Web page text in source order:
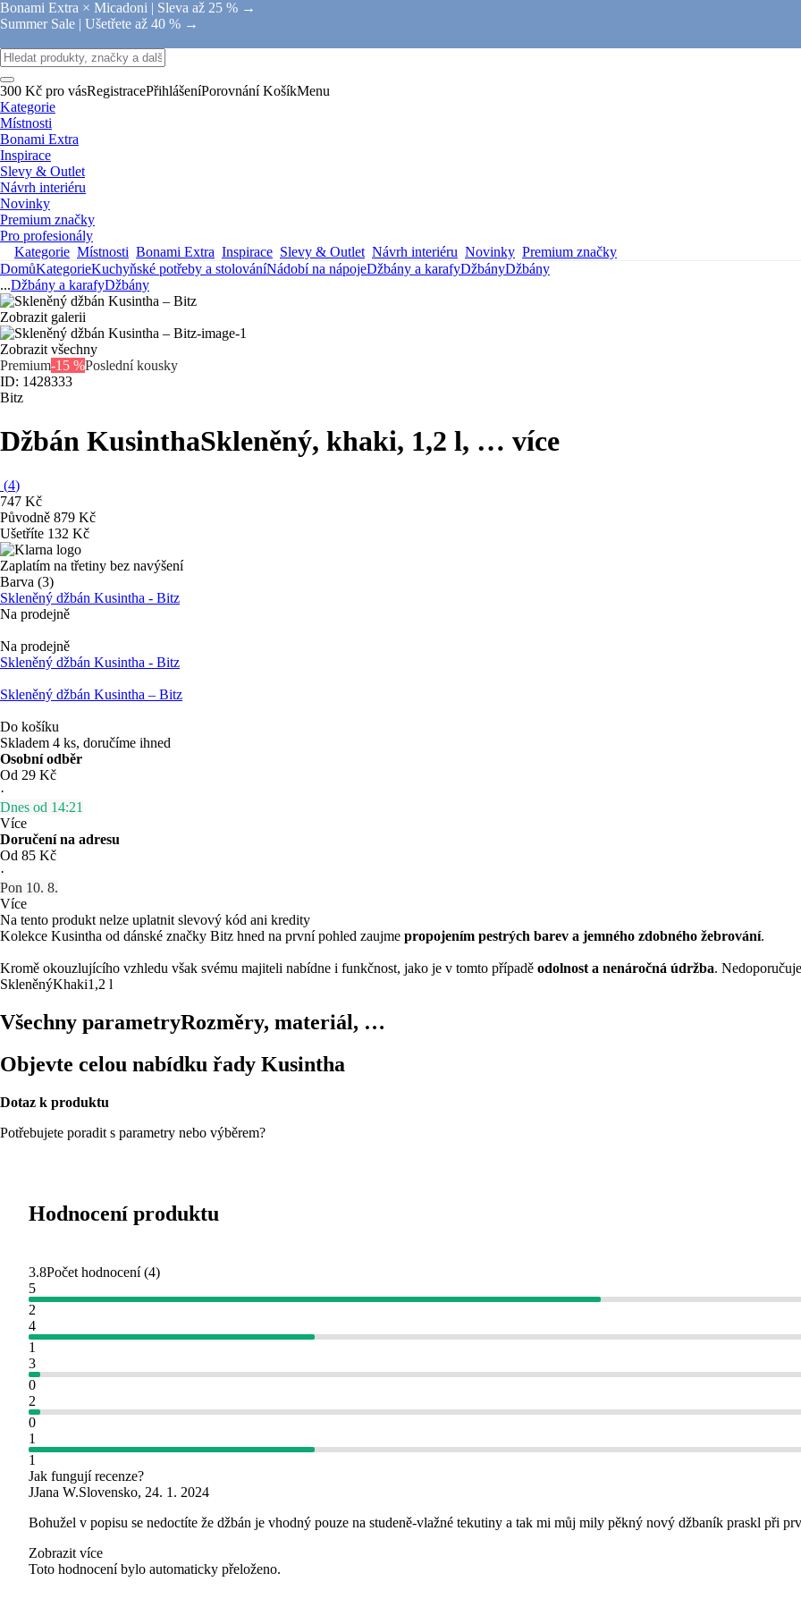
Bonami Extra × Micadoni | Sleva až 25 % →
Summer Sale | Ušetřete až 40 % →
300 Kč pro vásRegistracePřihlášeníPorovnání KošíkMenu
Kategorie
Místnosti
Bonami Extra
Inspirace
Slevy & Outlet
Návrh interiéru
Novinky
Premium značky
Pro profesionály
Kategorie Místnosti Bonami Extra Inspirace Slevy & Outlet Návrh interiéru Novinky Premium značky
DomůKategorieKuchyňské potřeby a stolováníNádobí na nápojeDžbány a karafyDžbányDžbány
...Džbány a karafyDžbány
Zobrazit galerii
Zobrazit všechny
Premium-15 %Poslední kousky
ID: 1428333
Bitz
Džbán KusinthaSkleněný, khaki, 1,2 l, … více
(4)
747 Kč
Původně 879 Kč
Ušetříte 132 Kč
Zaplatím na třetiny bez navýšení
Barva (3)
Skleněný džbán Kusintha - Bitz
Na prodejně
Na prodejně
Skleněný džbán Kusintha - Bitz
Skleněný džbán Kusintha – Bitz
Do košíku
Skladem 4 ks, doručíme ihned
Osobní odběr
Od 29 Kč
·
Dnes od 14:21
Více
Doručení na adresu
Od 85 Kč
·
Pon 10. 8.
Více
Na tento produkt nelze uplatnit slevový kód ani kredity
Kolekce Kusintha od dánské značky Bitz hned na první pohled zaujme propojením pestrých barev a jemného zdobného žebrování.
Kromě okouzlujícího vzhledu však svému majiteli nabídne i funkčnost, jako je v tomto případě odolnost a nenáročná údržba.
SkleněnýKhaki1,2 l
Všechny parametryRozměry, materiál, …
Objevte celou nabídku řady Kusintha
Dotaz k produktu
Potřebujete poradit s parametry nebo výběrem?
Hodnocení produktu
3.8Počet hodnocení(4)
5
2
4
1
3
0
2
0
1
1
Jak fungují recenze?
JJana W.Slovensko, 24. 1. 2024
Bohužel v popisu se nedoctíte že džbán je vhodný pouze na studeně-vlažné tekutiny a tak mi můj mily pěkný nový džbaník praskl při
Zobrazit více
Toto hodnocení bylo automaticky přeloženo.